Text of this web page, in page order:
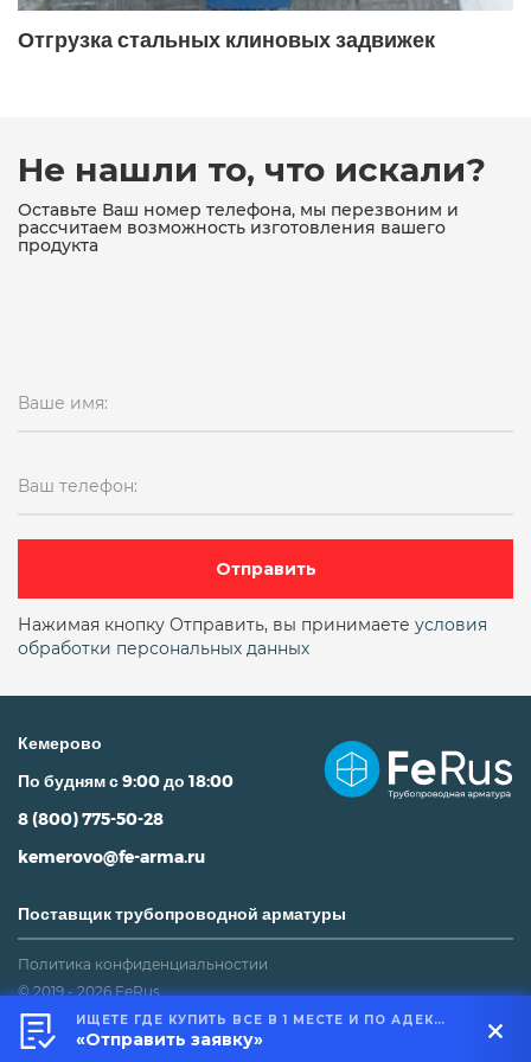
19с76нж 19с76нж ду80 ру16
19с76нж поворотный
19ч16бр ДУ150 19ч21бр ду100
19ч21бр ду100 ру16 19ч21бр ду150
19ч21бр ду150 ру16
19ч21бр поворотный однодисковый
Двухстворчатый чугунный ду10
ДУ100
ду100 межфланцевый
ДУ100 РУ16
ДУ100 РУ16 двухстворчатый межфланцевый
ду100 фланцевый
ду150 межфланцевый
Отгрузка стальных клиновых задвижек
Не нашли то, что искали?
Оставьте Ваш номер телефона, мы перезвоним и
рассчитаем возможность изготовления вашего
продукта
Ваше имя:
Ваш телефон:
Отправить
Нажимая кнопку Отправить, вы принимаете условия
обработки персональных данных
Кемерово
По будням с 9:00 до 18:00
8 (800) 775-50-28
kemerovo@fe-arma.ru
Поставщик трубопроводной арматуры
Политика конфиденциальностии
© 2019 - 2026 FeRus
Не является публичной офертой
ИЩЕТЕ ГДЕ КУПИТЬ ВСЕ В 1 МЕСТЕ И ПО АДЕКВАТНОЙ ЦЕНЕ?
«Отправить заявку»